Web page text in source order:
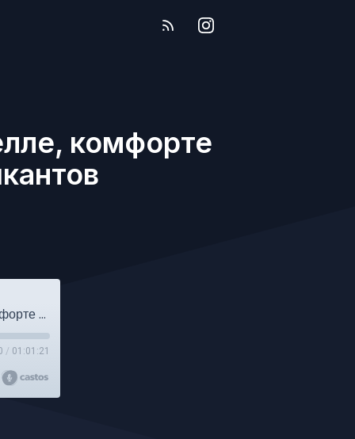
комфорте
Выпуск №195. Истории о Вильгельме Телле, комфорте и безумных выходках рок-музыкантов
/ 01:01:21